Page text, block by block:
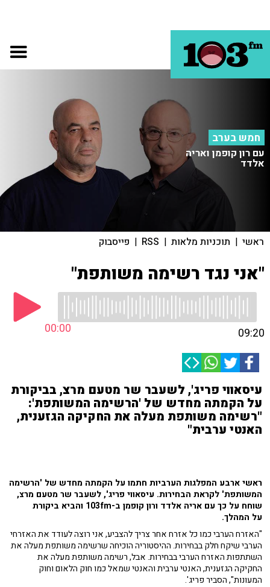
חמש בערב
עם רון קופמן ואריה
אלדד
ראשי | תוכניות מלאות |
RSS
| פייסבוק
"אני נגד רשימה משותפת"
00:00 09:20
עיסאווי פריג', לשעבר שר מטעם מרצ, בביקורת
על הקמתה מחדש של 'הרשימה המשותפת':
"רשימה משותפת מעלה את החקיקה הגזענית,
האנטי ערבית"
ראשי ארבע המפלגות הערביות חתמו על הקמתה מחדש של 'הרשימה
המשותפת' לקראת הבחירות. עיסאווי פריג', לשעבר שר מטעם מרצ,
שוחח על כך עם אריה אלדד ורון קופמן ב-103fm והביא ביקורת
על המהלך.
"האזרח הערבי כמו כל אזרח אחר צריך להצביע, אני רוצה לעודד את האזרחי
הערבי שיקח חלק בבחירות. ההיסטוריה הוכיחה שרשימה משותפת מעלה את
השתתפות האזרח הערבי בבחירות. אבל, רשימה משותפת מעלה את
החקיקה הגזענית, האנטי ערבית והאנטי שמאל כמו חוק הלאום וחוק
המעונות", הסביר פריג'.